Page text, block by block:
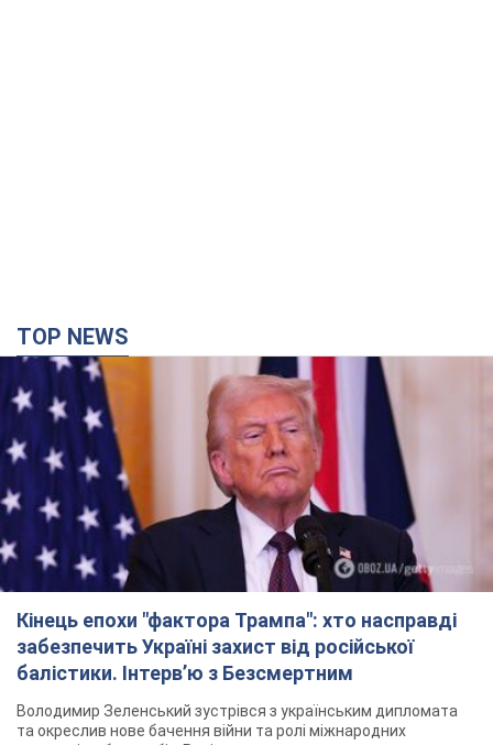
TOP NEWS
Кінець епохи "фактора Трампа": хто насправді
забезпечить Україні захист від російської
балістики. Інтерв’ю з Безсмертним
Володимир Зеленський зустрівся з українським дипломата
та окреслив нове бачення війни та ролі міжнародних